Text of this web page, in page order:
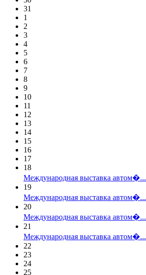
31
1
2
3
4
5
6
7
8
9
10
11
12
13
14
15
16
17
18
Международная выставка автом�...
19
Международная выставка автом�...
20
Международная выставка автом�...
21
Международная выставка автом�...
22
23
24
25